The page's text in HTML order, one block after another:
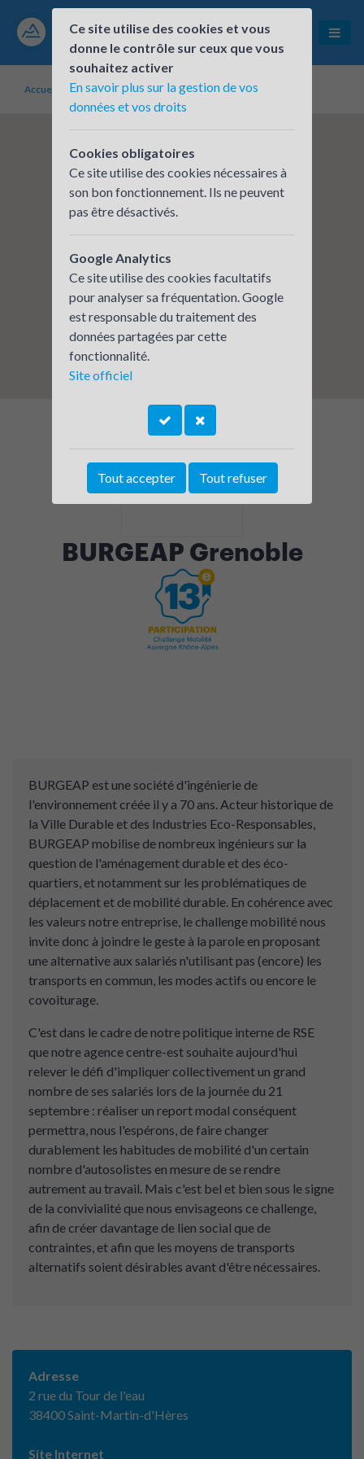
Accueil Établissements inscrits BURGEAP Grenoble
BURGEAP Grenoble
BURGEAP est une société d'ingénierie de
l'environnement créée il y a 70 ans. Acteur historique de
la Ville Durable et des Industries Eco-Responsables,
BURGEAP mobilise de nombreux ingénieurs sur la
question de l'aménagement durable et des éco-
quartiers, et notamment sur les problématiques de
déplacement et de mobilité durable. En cohérence avec
les valeurs notre entreprise, le challenge mobilité nous
invite donc à joindre le geste à la parole en proposant
une alternative aux salariés n'utilisant pas (encore) les
transports en commun, les modes actifs ou encore le
covoiturage.
C'est dans le cadre de notre politique interne de RSE
que notre agence centre-est souhaite aujourd'hui
relever le défi d'impliquer collectivement un grand
nombre de ses salariés lors de la journée du 21
septembre : réaliser un report modal conséquent
permettra, nous l'espérons, de faire changer
durablement les habitudes de mobilité d'un certain
nombre d'autosolistes en mesure de se rendre
autrement au travail. Mais c'est bel et bien sous le signe
de la convivialité que nous envisageons ce challenge,
afin de créer davantage de lien social que de
contraintes, et afin que les moyens de transports
alternatifs soient désirables avant d'être nécessaires.
Adresse
2 rue du Tour de l'eau
38400 Saint-Martin-d'Hères
Site Internet
Ce site utilise des cookies et vous
donne le contrôle sur ceux que vous
souhaitez activer
En savoir plus sur la gestion de vos
données et vos droits
Cookies obligatoires
Ce site utilise des cookies nécessaires à
son bon fonctionnement. Ils ne peuvent
pas être désactivés.
Google Analytics
Ce site utilise des cookies facultatifs
pour analyser sa fréquentation. Google
est responsable du traitement des
données partagées par cette
fonctionnalité.
Site officiel
Tout accepter Tout refuser